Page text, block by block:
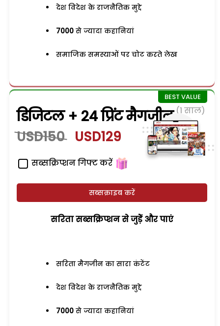
देश विदेश के राजनैतिक मुद्दे
7000 से ज्यादा कहानियां
समाजिक समस्याओं पर चोट करते लेख
डिजिटल + 24 प्रिंट मैगजीन (1 साल)
USD150 USD129
सब्सक्रिप्शन गिफ्ट करें
सब्सक्राइब करें
सरिता सब्सक्रिप्शन से जुड़ेें और पाएं
सरिता मैगजीन का सारा कंटेंट
देश विदेश के राजनैतिक मुद्दे
7000 से ज्यादा कहानियां